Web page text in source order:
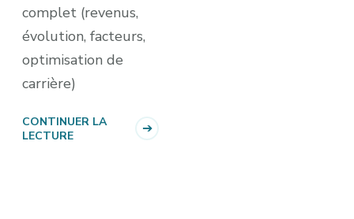
complet (revenus,
évolution, facteurs,
optimisation de
carrière)
CONTINUER LA
LECTURE